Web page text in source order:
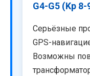
G4-G5 (Kp
Серьёзные
GPS-
Возможны